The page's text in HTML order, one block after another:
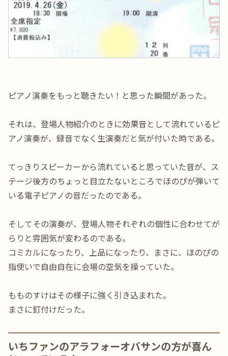
ピアノ演奏をもっと聴きたい！と思った瞬間があった。
それは、登場人物紹介のときに効果音として流れているピ
アノ演奏が、録音でなく生演奏だと気が付いた時である。
てっきりスピーカーから流れていると思っていた音が、ス
テージ後方のちょっと目立たないところでほのぴが弾いて
いる電子ピアノの音だったのである。
そしてその演奏が、登場人物それぞれの個性に合わせてが
らりと雰囲気が変わるのである。
コミカルになったり、上品になったり、まさに、ほのぴの
指使いで自由自在に会場の空気を操っていた。
もものすけはその様子に強く引き込まれた。
まさに釘付けだった。
いちファンのアラフォーオバサンの方が喜ん